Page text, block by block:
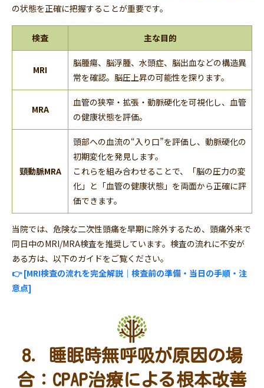
の状態を正確に把握することが重要です。
検査 主な目的
MRI
脳腫瘍、脳浮腫、水頭症、脳出血などの構造異
常を確認。脳圧上昇の可能性を探ります。
MRA
血管の狭窄・拡張・動脈硬化を可視化し、血管
の健康状態を評価。
頸動脈MRA
頭部への血流の“入り口”を評価し、動脈硬化の
初期変化を発見します。
これらを組み合わせることで、「脳の圧力の変
化」と「血管の健康状態」を両面から正確に評
価できます。
当院では、危険な二次性頭痛を早期に除外するため、頭痛外来で
同日中のMRI/MRA検査を推奨しています。検査の流れに不安が
ある方は、以下のガイドをご覧ください。
👉 [MRI検査の流れを完全解説｜検査前の準備・当日の手順・注
意点]
8. 睡眠時無呼吸が原因の場
合：CPAP治療による根本改善